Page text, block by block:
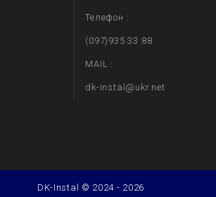
Телефон :
(097)935 33 88
MAIL :
dk-instal@ukr.net
DK-Instal © 2024 - 2026